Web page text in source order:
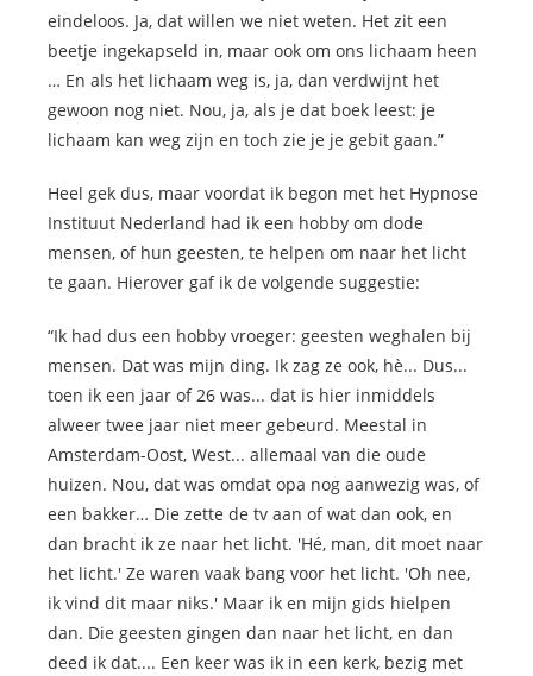
eindeloos. Ja, dat willen we niet weten. Het zit een
beetje ingekapseld in, maar ook om ons lichaam heen
… En als het lichaam weg is, ja, dan verdwijnt het
gewoon nog niet. Nou, ja, als je dat boek leest: je
lichaam kan weg zijn en toch zie je je gebit gaan.”
Heel gek dus, maar voordat ik begon met het Hypnose
Instituut Nederland had ik een hobby om dode
mensen, of hun geesten, te helpen om naar het licht
te gaan. Hierover gaf ik de volgende suggestie:
“Ik had dus een hobby vroeger: geesten weghalen bij
mensen. Dat was mijn ding. Ik zag ze ook, hè... Dus...
toen ik een jaar of 26 was... dat is hier inmiddels
alweer twee jaar niet meer gebeurd. Meestal in
Amsterdam-Oost, West... allemaal van die oude
huizen. Nou, dat was omdat opa nog aanwezig was, of
een bakker… Die zette de tv aan of wat dan ook, en
dan bracht ik ze naar het licht. 'Hé, man, dit moet naar
het licht.' Ze waren vaak bang voor het licht. 'Oh nee,
ik vind dit maar niks.' Maar ik en mijn gids hielpen
dan. Die geesten gingen dan naar het licht, en dan
deed ik dat.... Een keer was ik in een kerk, bezig met